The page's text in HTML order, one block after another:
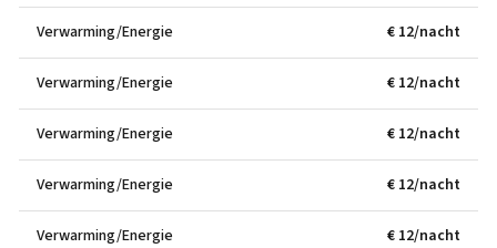
Verwarming/Energie € 12/nacht
Verwarming/Energie € 12/nacht
Verwarming/Energie € 12/nacht
Verwarming/Energie € 12/nacht
Verwarming/Energie € 12/nacht